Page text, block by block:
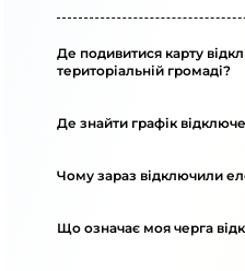
Де подивитися карту
територіальній громаді?
Де знайти графік
Чому зараз відключили
Що означає моя черга